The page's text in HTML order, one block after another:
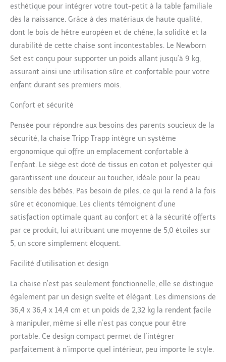
s’asseoir à table avec
vous. Cette chaise tout-
l'enfant et est
personnalisable pour
s’adapter à tout âge,
même adulte (jusqu’à
tissu du Newborn Set se
comprend également un
dispositif de suspension,
permettant à bébé de
garder ses jouets
préférés à proximité et
de stimuler ses capacités
motrices en pleine
évolution. SÛR & SIMPLE
- Le Newborn Set se fixe
facilement sur la chaise
Tripp Trapp (modèles
qu’il est correctement
fixé. Harnais et coussins
protecteurs assurent à
bébé une sécurité
optimale. ÉLÉGANCE ET
PRATICITÉ - La Tripp
Trapp est conçue par
Peter Opsvik en 1972.
Son fils Tor n'avait pas de
esthétique pour intégrer votre tout-petit à la table familiale
dès la naissance. Grâce à des matériaux de haute qualité,
dont le bois de hêtre européen et de chêne, la solidité et la
durabilité de cette chaise sont incontestables. Le Newborn
Set est conçu pour supporter un poids allant jusqu’à 9 kg,
assurant ainsi une utilisation sûre et confortable pour votre
enfant durant ses premiers mois.
Confort et sécurité
Pensée pour répondre aux besoins des parents soucieux de la
sécurité, la chaise Tripp Trapp intègre un système
ergonomique qui offre un emplacement confortable à
l’enfant. Le siège est doté de tissus en coton et polyester qui
garantissent une douceur au toucher, idéale pour la peau
sensible des bébés. Pas besoin de piles, ce qui la rend à la fois
sûre et économique. Les clients témoignent d’une
satisfaction optimale quant au confort et à la sécurité offerts
par ce produit, lui attribuant une moyenne de 5,0 étoiles sur
5, un score simplement éloquent.
Facilité d’utilisation et design
La chaise n’est pas seulement fonctionnelle, elle se distingue
également par un design svelte et élégant. Les dimensions de
36,4 x 36,4 x 14,4 cm et un poids de 2,32 kg la rendent facile
à manipuler, même si elle n’est pas conçue pour être
portable. Ce design compact permet de l’intégrer
parfaitement à n’importe quel intérieur, peu importe le style.